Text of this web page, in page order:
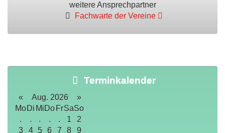
weitere Ansprechpartner
Fachwarte der Vereine
Terminkalender
« Aug. 2026
»
MoDi MiDo FrSaSo
.
. . . . 1
2
3
4 5 6 7 8
9